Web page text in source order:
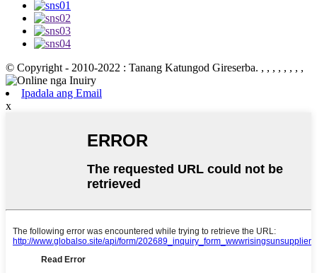
© Copyright - 2010-2022 : Tanang Katungod Gireserba. , , , , , , , ,
Ipadala ang Email
x